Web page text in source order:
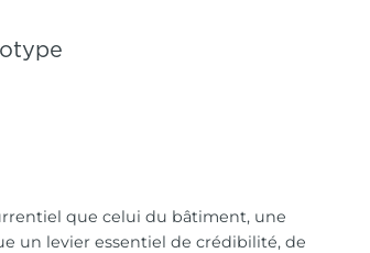
que celui du bâtiment, une
un levier essentiel de crédibilité, de